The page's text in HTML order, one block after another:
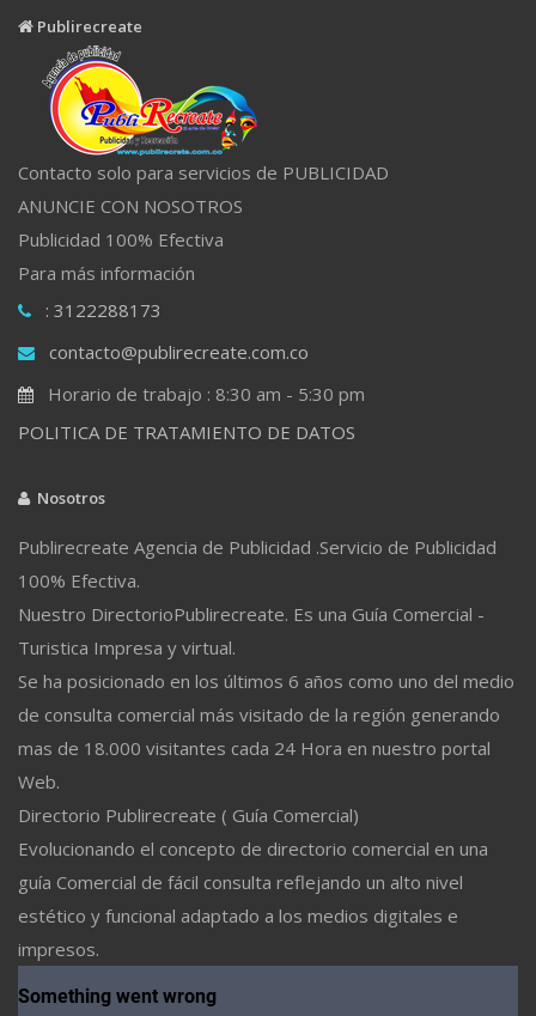
Publirecreate
Contacto solo para servicios de PUBLICIDAD
ANUNCIE CON NOSOTROS
Publicidad 100% Efectiva
Para más información
: 3122288173
contacto@publirecreate.com.co
Horario de trabajo : 8:30 am - 5:30 pm
POLITICA DE TRATAMIENTO DE DATOS
Nosotros
Publirecreate Agencia de Publicidad .Servicio de Publicidad
100% Efectiva.
Nuestro DirectorioPublirecreate. Es una Guía Comercial -
Turistica Impresa y virtual.
Se ha posicionado en los últimos 6 años como uno del medio
de consulta comercial más visitado de la región generando
mas de 18.000 visitantes cada 24 Hora en nuestro portal
Web.
Directorio Publirecreate ( Guía Comercial)
Evolucionando el concepto de directorio comercial en una
guía Comercial de fácil consulta reflejando un alto nivel
estético y funcional adaptado a los medios digitales e
impresos.